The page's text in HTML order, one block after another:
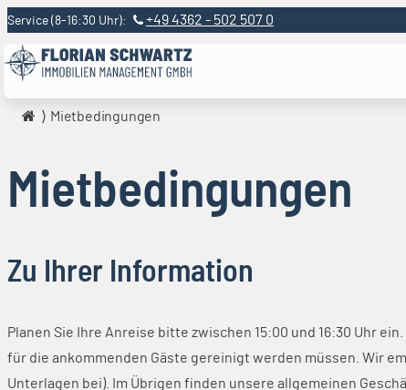
Skip to content
Service (8-16:30 Uhr): +49 4362 - 502 507 0
Mietbedingungen
Mietbedingungen
Zu Ihrer Information
Planen Sie Ihre Anreise bitte zwischen 15:00 und 16:30 Uhr
für die ankommenden Gäste gereinigt werden müssen. Wir
Unterlagen bei). Im Übrigen finden unsere allgemeinen